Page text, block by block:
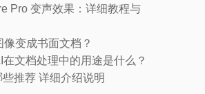
Pro 变声效果：详细教程与
变成书面文档？
文档处理中的用途是什么？
推荐 详细介绍说明